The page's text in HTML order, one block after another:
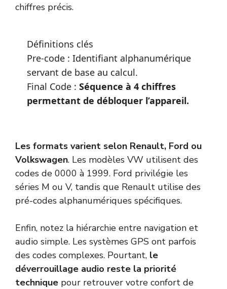
chiffres précis.
Définitions clés
Pre-code : Identifiant alphanumérique
servant de base au calcul.
Final Code : Séquence à 4 chiffres
permettant de débloquer l’appareil.
Les formats varient selon Renault, Ford ou
Volkswagen. Les modèles VW utilisent des
codes de 0000 à 1999. Ford privilégie les
séries M ou V, tandis que Renault utilise des
pré-codes alphanumériques spécifiques.
Enfin, notez la hiérarchie entre navigation et
audio simple. Les systèmes GPS ont parfois
des codes complexes. Pourtant, le
déverrouillage audio reste la priorité
technique pour retrouver votre confort de